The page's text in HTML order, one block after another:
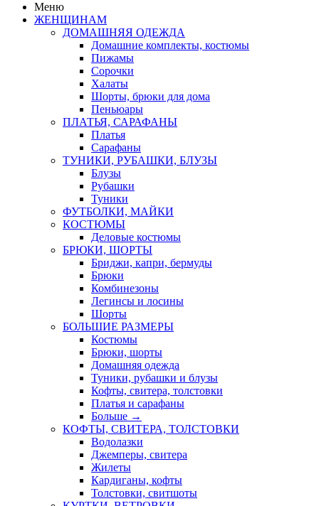
Меню
ЖЕНЩИНАМ
ДОМАШНЯЯ ОДЕЖДА
Домашние комплекты, костюмы
Пижамы
Сорочки
Халаты
Шорты, брюки для дома
Пеньюары
ПЛАТЬЯ, САРАФАНЫ
Платья
Сарафаны
ТУНИКИ, РУБАШКИ, БЛУЗЫ
Блузы
Рубашки
Туники
ФУТБОЛКИ, МАЙКИ
КОСТЮМЫ
Деловые костюмы
БРЮКИ, ШОРТЫ
Бриджи, капри, бермуды
Брюки
Комбинезоны
Легинсы и лосины
Шорты
БОЛЬШИЕ РАЗМЕРЫ
Костюмы
Брюки, шорты
Домашняя одежда
Туники, рубашки и блузы
Кофты, свитера, толстовки
Платья и сарафаны
Больше →
КОФТЫ, СВИТЕРА, ТОЛСТОВКИ
Водолазки
Джемперы, свитера
Жилеты
Кардиганы, кофты
Толстовки, свитшоты